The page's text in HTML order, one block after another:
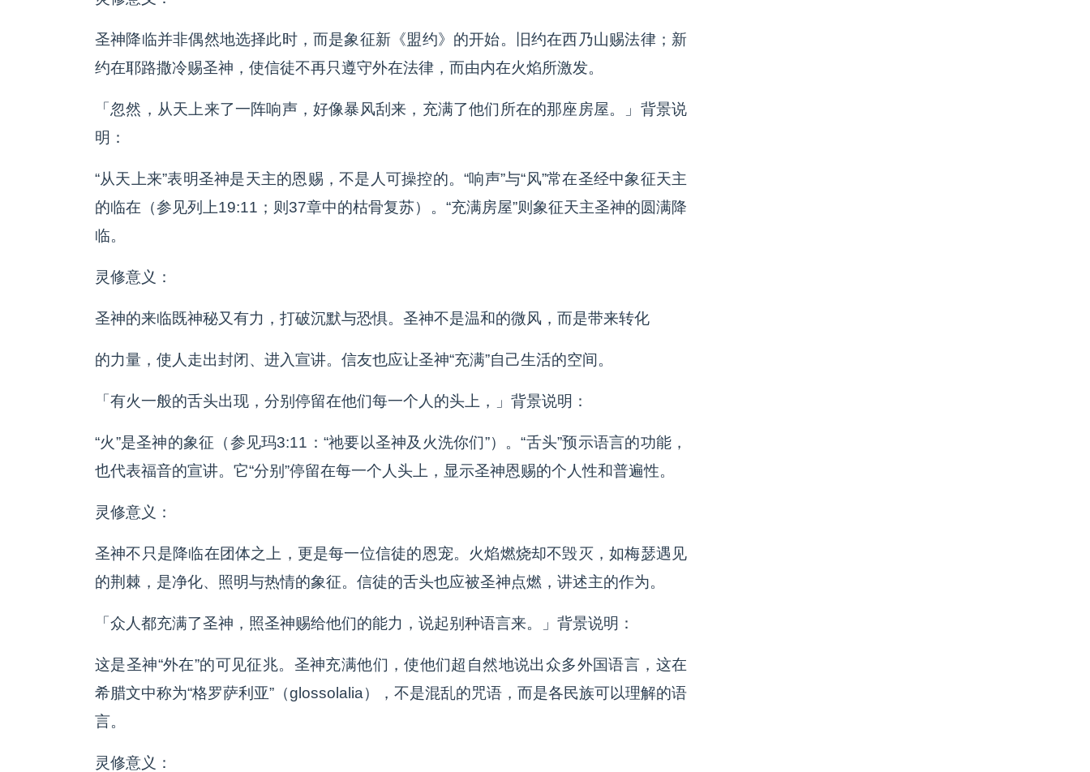
圣神降临并非偶然地选择此时，而是象征新《盟约》的开始。旧约在西乃山赐法律；新
约在耶路撒冷赐圣神，使信徒不再只遵守外在法律，而由内在火焰所激发。
「忽然，从天上来了一阵响声，好像暴风刮来，充满了他们所在的那座房屋。」背景说
明：
“从天上来”表明圣神是天主的恩赐，不是人可操控的。“响声”与“风”常在圣经中象征天主
的临在（参见列上19:11；则37章中的枯骨复苏）。“充满房屋”则象征天主圣神的圆满降
临。
灵修意义：
圣神的来临既神秘又有力，打破沉默与恐惧。圣神不是温和的微风，而是带来转化
的力量，使人走出封闭、进入宣讲。信友也应让圣神“充满”自己生活的空间。
「有火一般的舌头出现，分别停留在他们每一个人的头上，」背景说明：
“火”是圣神的象征（参见玛3:11：“祂要以圣神及火洗你们”）。“舌头”预示语言的功能，
也代表福音的宣讲。它“分别”停留在每一个人头上，显示圣神恩赐的个人性和普遍性。
灵修意义：
圣神不只是降临在团体之上，更是每一位信徒的恩宠。火焰燃烧却不毁灭，如梅瑟遇见
的荆棘，是净化、照明与热情的象征。信徒的舌头也应被圣神点燃，讲述主的作为。
「众人都充满了圣神，照圣神赐给他们的能力，说起别种语言来。」背景说明：
这是圣神“外在”的可见征兆。圣神充满他们，使他们超自然地说出众多外国语言，这在
希腊文中称为“格罗萨利亚”（glossolalia），不是混乱的咒语，而是各民族可以理解的语
言。
灵修意义：